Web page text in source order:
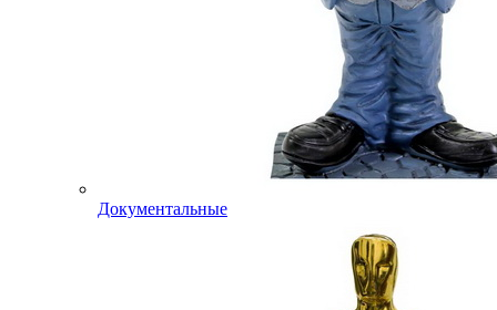
Документальные